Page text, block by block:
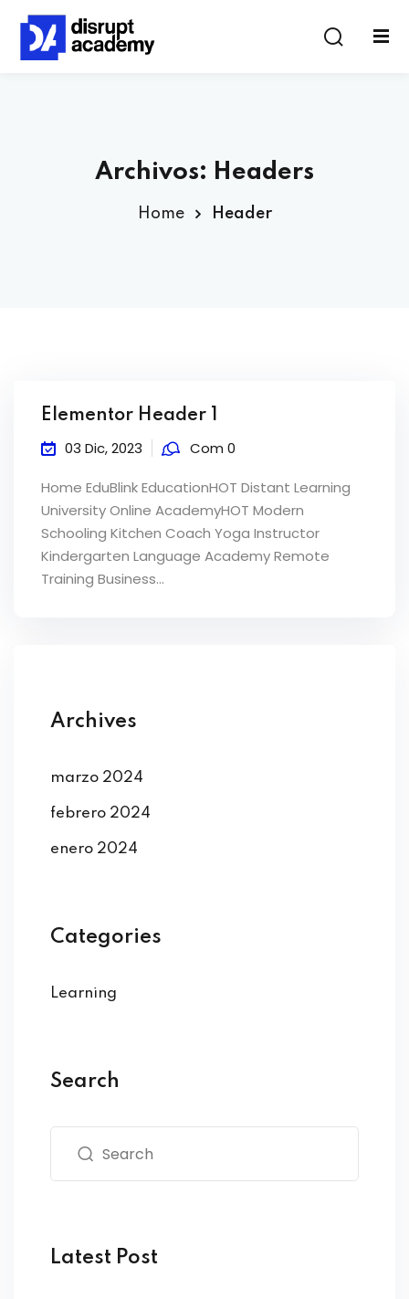
Archivos: Headers
Home Header
Elementor Header 1
03 Dic, 2023 Com 0
Home EduBlink EducationHOT Distant Learning
University Online AcademyHOT Modern
Schooling Kitchen Coach Yoga Instructor
Kindergarten Language Academy Remote
Training Business…
Archives
marzo 2024
febrero 2024
enero 2024
Categories
Learning
Search
Latest Post